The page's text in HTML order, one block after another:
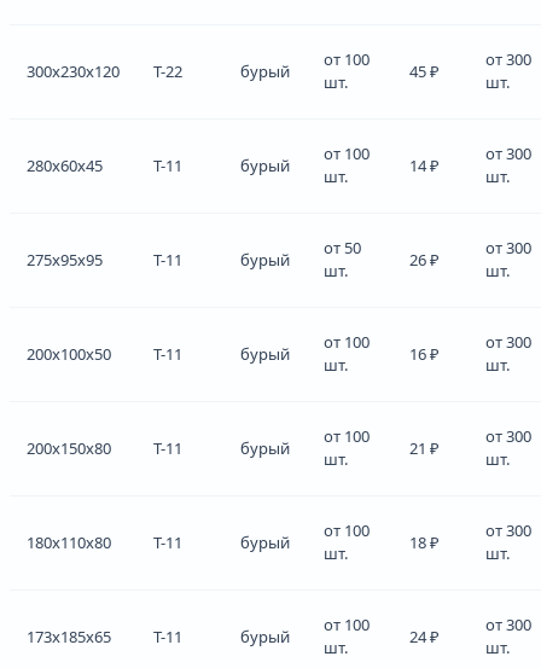
300x230x120 Т-22 бурый
от 100
шт.
45 ₽
от 300
шт.
280x60x45 Т-11 бурый
от 100
шт.
14 ₽
от 300
шт.
275x95x95 Т-11 бурый
от 50
шт.
26 ₽
от 300
шт.
200x100x50 Т-11 бурый
от 100
шт.
16 ₽
от 300
шт.
200x150x80 Т-11 бурый
от 100
шт.
21 ₽
от 300
шт.
180x110x80 Т-11 бурый
от 100
шт.
18 ₽
от 300
шт.
173x185x65 Т-11 бурый
от 100
шт.
24 ₽
от 300
шт.